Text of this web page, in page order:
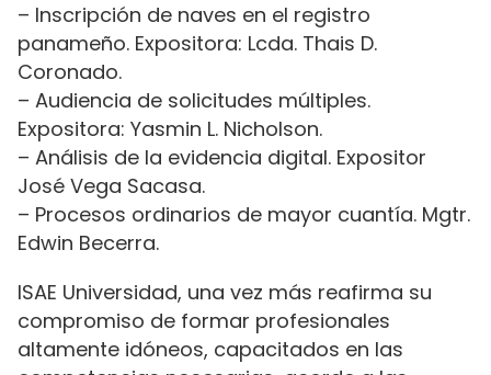
– Inscripción de naves en el registro
panameño. Expositora: Lcda. Thais D.
Coronado.
– Audiencia de solicitudes múltiples.
Expositora: Yasmin L. Nicholson.
– Análisis de la evidencia digital. Expositor
José Vega Sacasa.
– Procesos ordinarios de mayor cuantía. Mgtr.
Edwin Becerra.
ISAE Universidad, una vez más reafirma su
compromiso de formar profesionales
altamente idóneos, capacitados en las